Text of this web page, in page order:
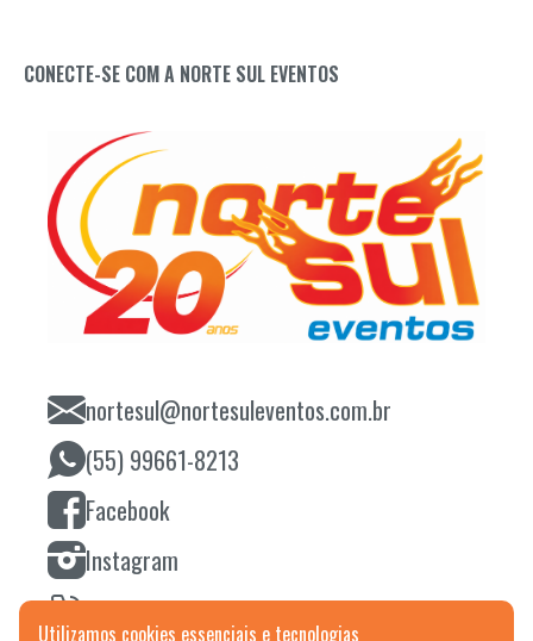
CONECTE-SE COM A NORTE SUL EVENTOS
nortesul@nortesuleventos.com.br
(55) 99661-8213
Facebook
Instagram
(55) 3242 6666
Utilizamos cookies essenciais e tecnologias